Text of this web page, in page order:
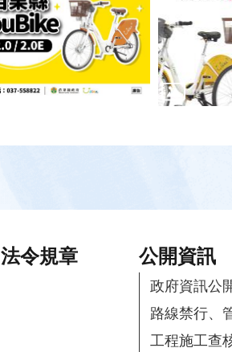
法令規章 公開資訊
政府資訊公
路線禁行、
工程施工查